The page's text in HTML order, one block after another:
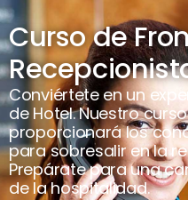
Curso de
Conviértete en un
de Hotel. Nuestro
proporcionará los
para sobresalir en la
Prepárate para una
de la hospitalidad.